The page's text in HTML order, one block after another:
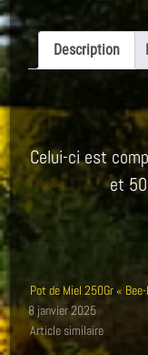
Description
Celui-ci est
et
Pot de Miel 250Gr «
8 janvier 2025
Article similaire